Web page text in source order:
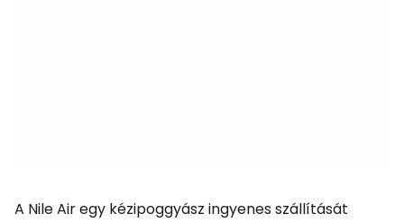
A Nile Air egy kézipoggyász ingyenes szállítását